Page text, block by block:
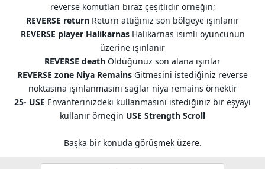
reverse komutları biraz çeşitlidir örneğin;
REVERSE return Return attığınız son bölgeye ışınlanır
REVERSE player HalikarnasHalikarnas isimli oyuncunun
üzerine ışınlanır
REVERSE death Öldüğünüz son alana ışınlar
REVERSE zone Niya Remains Gitmesini istediğiniz reverse
noktasına ışınlanmasını sağlar niya remains örnektir
25- USE Envanterinizdeki kullanmasını istediğiniz bir eşyayı
kullanır örneğin USE Strength Scroll
Başka bir konuda görüşmek üzere.​